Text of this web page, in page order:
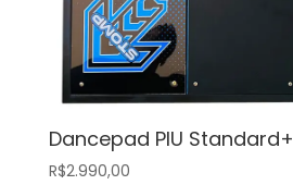
Dancepad PIU Standard+
R$2.990,00